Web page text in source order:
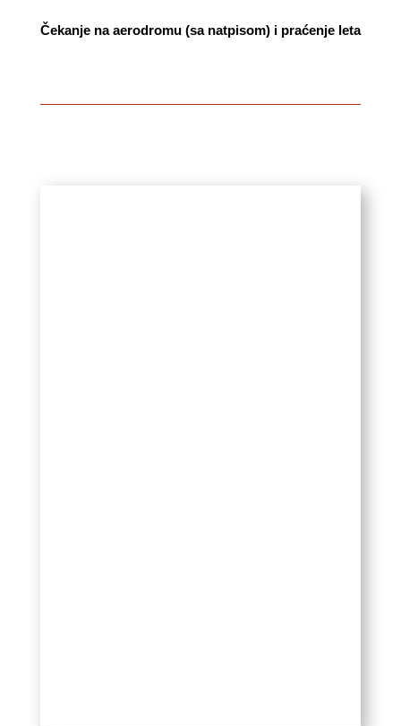
Čekanje na aerodromu (sa natpisom) i praćenje leta